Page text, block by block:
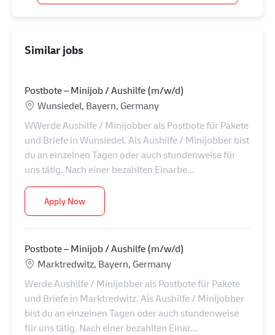
Similar jobs
Postbote – Minijob / Aushilfe (m/w/d)
Location
Wunsiedel, Bayern, Germany
WWerde Aushilfe / Minijobber als Postbote für Pakete
und Briefe in Wunsiedel. Als Aushilfe / Minijobber bist
du an einzelnen Tagen oder auch stundenweise für
uns tätig. Nach einer bezahlten Einarbe...
Apply NowPostbote – Minijob / Aushilfe (m/w/d)
Postbote – Minijob / Aushilfe (m/w/d)
Location
Marktredwitz, Bayern, Germany
Werde Aushilfe / Minijobber als Postbote für Pakete
und Briefe in Marktredwitz. Als Aushilfe / Minijobber
bist du an einzelnen Tagen oder auch stundenweise
für uns tätig. Nach einer bezahlten Einar...